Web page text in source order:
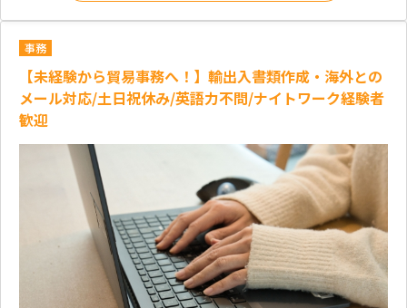
事務
【未経験から貿易事務へ！】輸出入書類作成・海外との
メール対応/土日祝休み/英語力不問/ナイトワーク経験者
歓迎